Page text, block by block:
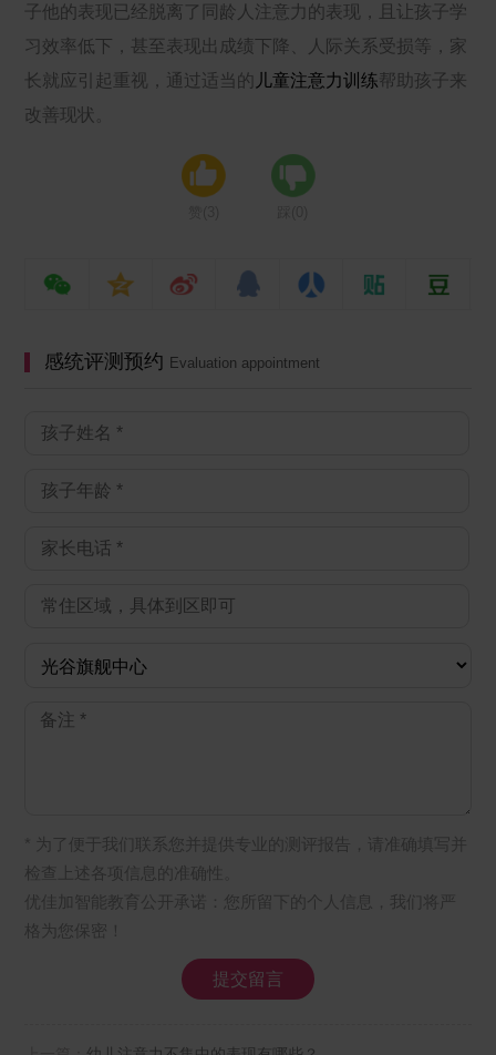
子他的表现已经脱离了同龄人注意力的表现，且让孩子学
习效率低下，甚至表现出成绩下降、人际关系受损等，家
长就应引起重视，通过适当的 儿童注意力训练帮助孩子来
改善现状。
感统评测预约 Evaluation appointment
* 为了便于我们联系您并提供专业的测评报告，请准确填写并
检查上述各项信息的准确性。
优佳加智能教育公开承诺：您所留下的个人信息，我们将严
格为您保密！